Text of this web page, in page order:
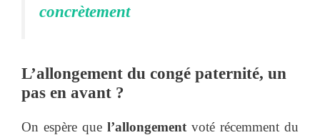
concrètement
L’allongement du congé paternité, un
pas en avant ?
On espère que l’allongement voté récemment du